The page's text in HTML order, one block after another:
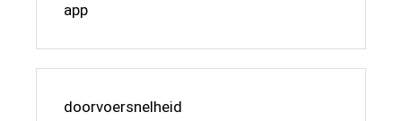
app
doorvoersnelheid